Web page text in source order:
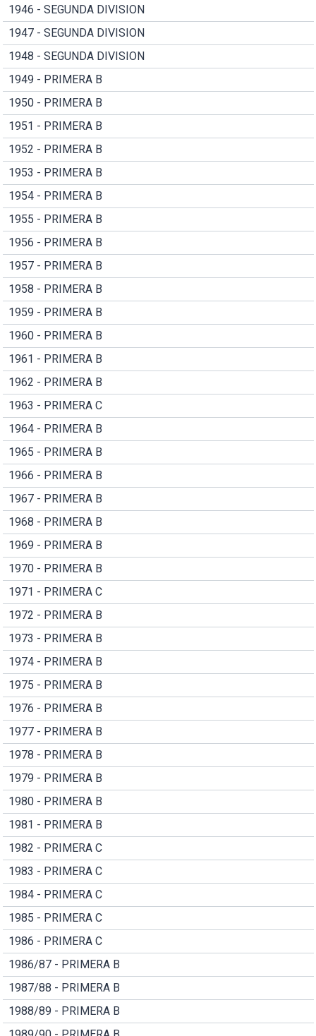
1946 - SEGUNDA DIVISION
1947 - SEGUNDA DIVISION
1948 - SEGUNDA DIVISION
1949 - PRIMERA B
1950 - PRIMERA B
1951 - PRIMERA B
1952 - PRIMERA B
1953 - PRIMERA B
1954 - PRIMERA B
1955 - PRIMERA B
1956 - PRIMERA B
1957 - PRIMERA B
1958 - PRIMERA B
1959 - PRIMERA B
1960 - PRIMERA B
1961 - PRIMERA B
1962 - PRIMERA B
1963 - PRIMERA C
1964 - PRIMERA B
1965 - PRIMERA B
1966 - PRIMERA B
1967 - PRIMERA B
1968 - PRIMERA B
1969 - PRIMERA B
1970 - PRIMERA B
1971 - PRIMERA C
1972 - PRIMERA B
1973 - PRIMERA B
1974 - PRIMERA B
1975 - PRIMERA B
1976 - PRIMERA B
1977 - PRIMERA B
1978 - PRIMERA B
1979 - PRIMERA B
1980 - PRIMERA B
1981 - PRIMERA B
1982 - PRIMERA C
1983 - PRIMERA C
1984 - PRIMERA C
1985 - PRIMERA C
1986 - PRIMERA C
1986/87 - PRIMERA B
1987/88 - PRIMERA B
1988/89 - PRIMERA B